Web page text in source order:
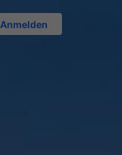
Anmelden